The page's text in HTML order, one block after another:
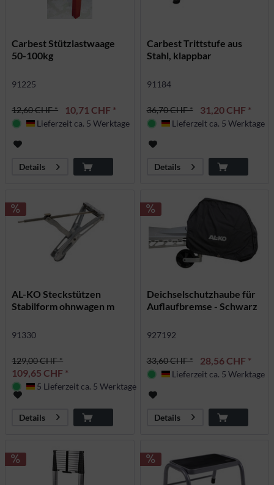
Carbest Stützlastwaage
50-100kg
91225
12,60 CHF * 10,71 CHF *
Deutschland
Lieferzeit ca. 5 Werktage
Details
Carbest Trittstufe aus
Stahl, klappbar
91184
36,70 CHF * 31,20 CHF *
Deutschland
Lieferzeit ca. 5 Werktage
Details
AL-KO Steckstützen
Stabilform ohnwagen m
91330
129,00 CHF *
109,65 CHF *
Deutschland
5 Lieferzeit ca. 5 Werktage
Details
Deichselschutzhaube für
Auflaufbremse - Schwarz
927192
33,60 CHF * 28,56 CHF *
Deutschland
Lieferzeit ca. 5 Werktage
Details